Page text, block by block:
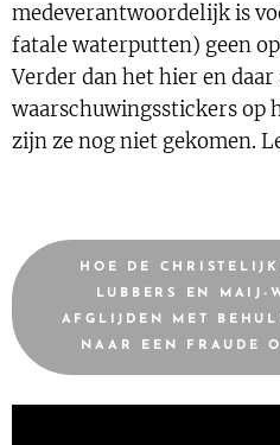
medeverantwoordelijk is
fatale waterputten) geen
Verder dan het hier en
waarschuwingsstickers op
zijn ze nog niet gekomen.
HOE DE
LUBBERS EN MAIJ-
AFGLIJDEN MET
NAAR EEN FRAUDE